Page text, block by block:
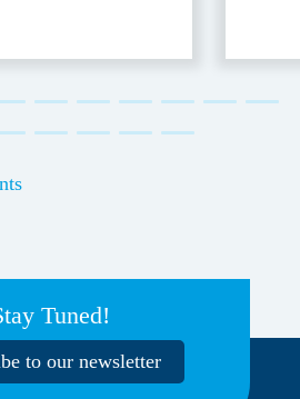
Tuned!
to our newsletter